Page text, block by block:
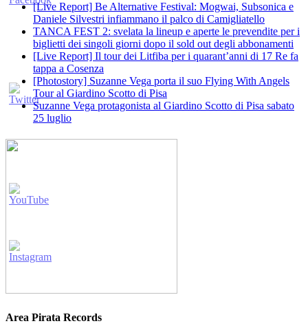
[Live Report] Be Alternative Festival: Mogwai, Subsonica e
Daniele Silvestri infiammano il palco di Camigliatello
TANCA FEST 2: svelata la lineup e aperte le prevendite per i
biglietti dei singoli giorni dopo il sold out degli abbonamenti
[Live Report] Il tour dei Litfiba per i quarant’anni di 17 Re fa
tappa a Cosenza
[Photostory] Suzanne Vega porta il suo Flying With Angels
Tour al Giardino Scotto di Pisa
Suzanne Vega protagonista al Giardino Scotto di Pisa sabato
25 luglio
Area Pirata Records